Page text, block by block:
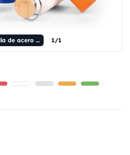
EWING. Botella de acero inoxidable de pared simple (90% reciclado). 1/1